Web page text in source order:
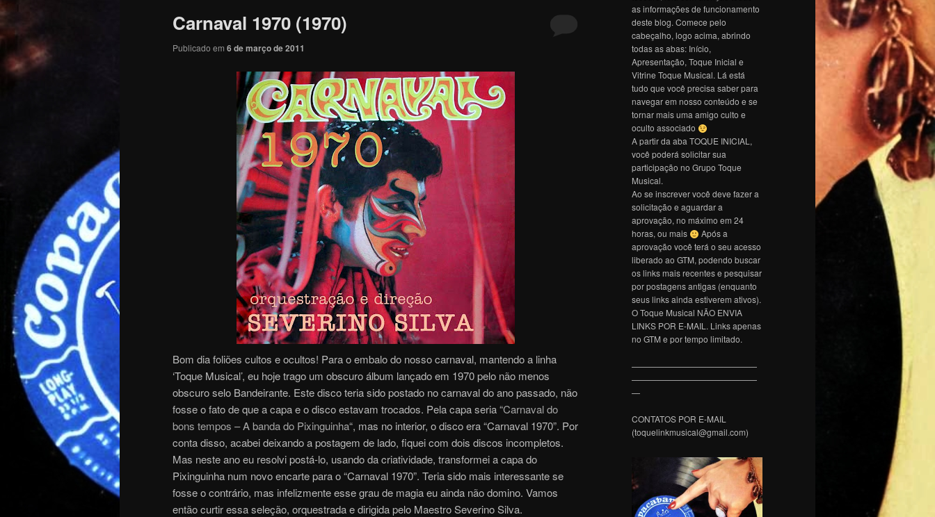
Carnaval 1970 (1970)
Publicado em 6 de março de 2011
Bom dia foliões cultos e ocultos! Para o embalo do nosso carnaval, mantendo a linha
‘Toque Musical’, eu hoje trago um obscuro álbum lançado em 1970 pelo não menos
obscuro selo Bandeirante. Este disco teria sido postado no carnaval do ano passado, não
fosse o fato de que a capa e o disco estavam trocados. Pela capa seria “Carnaval do
bons tempos – A banda do Pixinguinha“, mas no interior, o disco era “Carnaval 1970”. Por
conta disso, acabei deixando a postagem de lado, fiquei com dois discos incompletos.
Mas neste ano eu resolvi postá-lo, usando da criatividade, transformei a capa do
Pixinguinha num novo encarte para o “Carnaval 1970”. Teria sido mais interessante se
fosse o contrário, mas infelizmente esse grau de magia eu ainda não domino. Vamos
então curtir essa seleção, orquestrada e dirigida pelo Maestro Severino Silva.
as informações de funcionamento
deste blog. Comece pelo
cabeçalho, logo acima, abrindo
todas as abas: Início,
Apresentação, Toque Inicial e
Vitrine Toque Musical. Lá está
tudo que você precisa saber para
navegar em nosso conteúdo e se
tornar mais uma amigo culto e
oculto associado
A partir da aba TOQUE INICIAL,
você poderá solicitar sua
participação no Grupo Toque
Musical.
Ao se inscrever você deve fazer a
solicitação e aguardar a
aprovação, no máximo em 24
horas, ou mais
Após a
aprovação você terá o seu acesso
liberado ao GTM, podendo buscar
os links mais recentes e pesquisar
por postagens antigas (enquanto
seus links ainda estiverem ativos).
O Toque Musical NÃO ENVIA
LINKS POR E-MAIL. Links apenas
no GTM e por tempo limitado.
———————————————
———————————————
—
CONTATOS POR E-MAIL
(toquelinkmusical@gmail.com)